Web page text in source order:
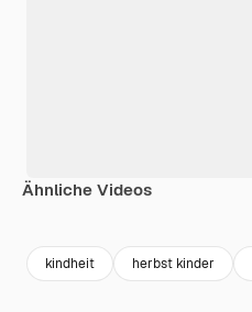
Ähnliche Videos
kindheit herbst kinder